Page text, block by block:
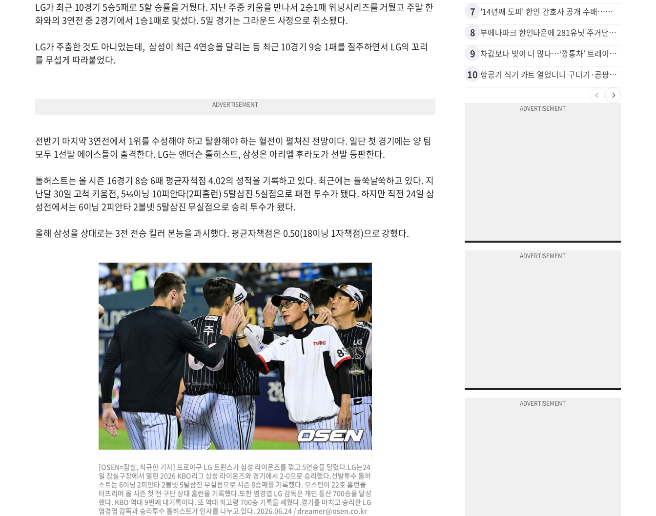
LG가 최근 10경기 5승5패로 5할 승률을 거뒀다. 지난 주중 키움을 만나서 2승1패 위닝시리즈를 거뒀고 주말 한
화와의 3연전 중 2경기에서 1승1패로 맞섰다. 5일 경기는 그라운드 사정으로 취소됐다.
LG가 주춤한 것도 아니었는데, 삼성이 최근 4연승을 달리는 등 최근 10경기 9승 1패를 질주하면서 LG의 꼬리
를 무섭게 따라붙었다.
전반기 마지막 3연전에서 1위를 수성해야 하고 탈환해야 하는 혈전이 펼쳐진 전망이다. 일단 첫 경기에는 양 팀
모두 1선발 에이스들이 출격한다. LG는 앤더슨 톨허스트, 삼성은 아리엘 후라도가 선발 등판한다.
톨허스트는 올 시즌 16경기 8승 6패 평균자책점 4.02의 성적을 기록하고 있다. 최근에는 들쑥날쑥하고 있다. 지
난달 30일 고척 키움전, 5⅓이닝 10피안타(2피홈런) 5탈삼진 5실점으로 패전 투수가 됐다. 하지만 직전 24일 삼
성전에서는 6이닝 2피안타 2볼넷 5탈삼진 무실점으로 승리 투수가 됐다.
올해 삼성을 상대로는 3전 전승 킬러 본능을 과시했다. 평균자책점은 0.50(18이닝 1자책점)으로 강했다.
[OSEN=잠실, 최규한 기자] 프로야구 LG 트윈스가 삼성 라이온즈를 꺾고 5연승을 달렸다.LG는24
일 잠실구장에서 열린 2026 KBO리그 삼성 라이온즈와 경기에서 2-0으로 승리했다.선발투수 톨허
스트는 6이닝 2피안타 2볼넷 5탈삼진 무실점으로 시즌 8승째를 기록했다. 오스틴이 22호 홈런을
터뜨리며 올 시즌 첫 전 구단 상대 홈런을 기록했다.또한 염경엽 LG 감독은 개인 통산 700승을 달성
했다. KBO 역대 9번째 대기록이다. 또 역대 최고령 700승 기록을 세웠다.경기를 마치고 승리한 LG
염경엽 감독과 승리투수 톨허스트가 인사를 나누고 있다. 2026.06.24 /dreamer@osen.co.kr
7 '14년째 도피' 한인 간호사 공개 수배…메디케어 사기 유죄
8 부에나파크 한인타운에 281유닛 주거단지 들어선다
9 차값보다 빚이 더 많다…‘깡통차’ 트레이드인 급증
10 항공기 식기 카트 열었더니 구더기·곰팡이…LAX 기내식 업체 논란